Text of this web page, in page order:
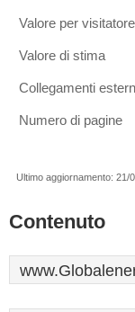
Valore per visitatore
Valore di stima
Collegamenti
Numero di pagine
Ultimo aggiornamento: 21/
Contenuto